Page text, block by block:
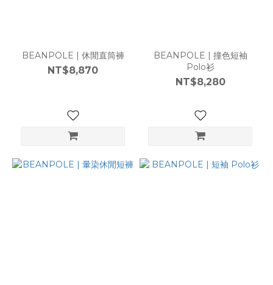
BEANPOLE | 休閒直筒褲
NT$8,870
BEANPOLE | 撞色短袖
Polo衫
NT$8,280